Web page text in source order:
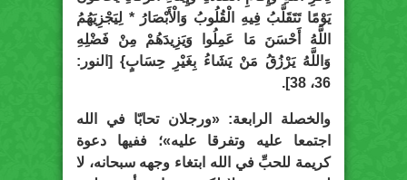
يَوْمًا تَتَقَلَّبُ فِيهِ الْقُلُوبُ وَالْأَبْصَارُ * لِيَجْزِيَهُمُ
اللَّهُ أَحْسَنَ مَا عَمِلُوا وَيَزِيدَهُمْ مِنْ فَضْلِهِ
وَاللَّهُ يَرْزُقُ مَنْ يَشَاءُ بِغَيْرِ حِسَابٍ} [النور:
36، 38].
والخصلة الرابعة: «ورجلان تحابّا في الله
اجتمعا عليه وتفرقا عليه»؛ ففيها دعوة
كريمة للحبِّ في الله ابتغاء وجهه سبحانه، لا